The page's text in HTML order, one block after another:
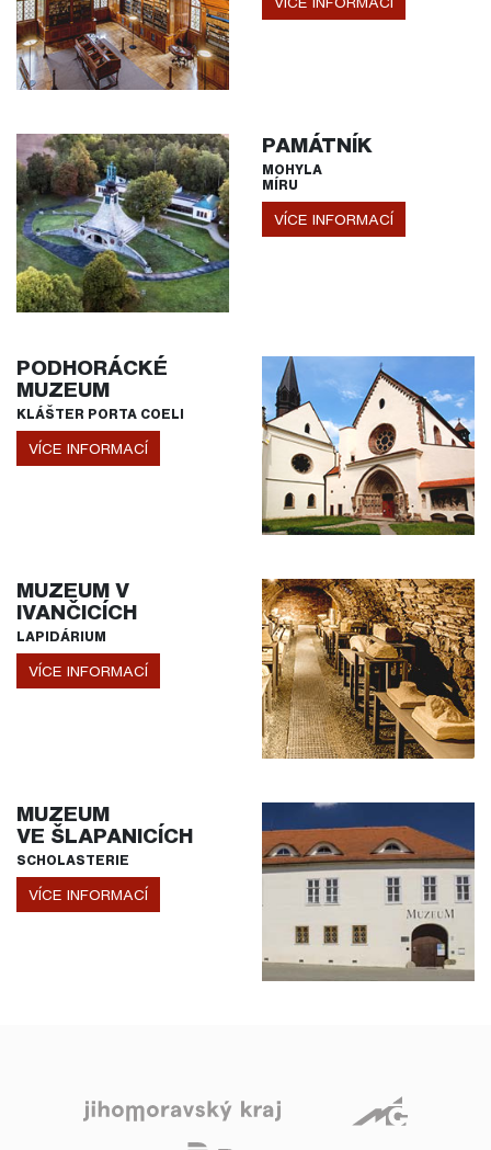
PAMÁTNÍK
MOHYLA
MÍRU
VÍCE INFORMACÍ
PODHORÁCKÉ
MUZEUM
KLÁŠTER PORTA COELI
VÍCE INFORMACÍ
MUZEUM V
IVANČICÍCH
LAPIDÁRIUM
VÍCE INFORMACÍ
MUZEUM
VE ŠLAPANICÍCH
SCHOLASTERIE
VÍCE INFORMACÍ